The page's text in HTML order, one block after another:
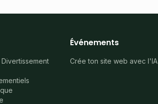
Événements
Crée ton site web avec l'IA